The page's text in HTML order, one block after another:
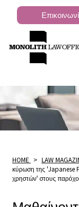
HOME > LAW
κύρωση της 'Japanese
χρηστών' στους